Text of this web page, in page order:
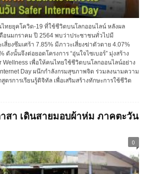
ไทยยุคโควิด-19 ที่ใช้ชีวิตบนโลกออนไลน์ หลังผล
อนมกราคม ปี 2564 พบว่าประชาชนทั่วไปมี
สี่ยงซึมเศร้า 7.85% มีภาวะเสี่ยงฆ่าตัวตาย 4.07%
ดังนั้นจึงต่อยอดโครงการ “อุ่นใจไซเบอร์” มุ่งสร้าง
Wellness เพื่อให้คนไทยใช้ชีวิตบนโลกออนไลน์อย่าง
Day ผนึกกำลังกรมสุขภาพจิต ร่วมลงนามความ
รการเรียนรู้ดิจิทัล เพื่อเสริมสร้างทักษะการใช้ชีวิต
าสา เดินสายมอบผ้าห่ม ภาคตะวัน
0